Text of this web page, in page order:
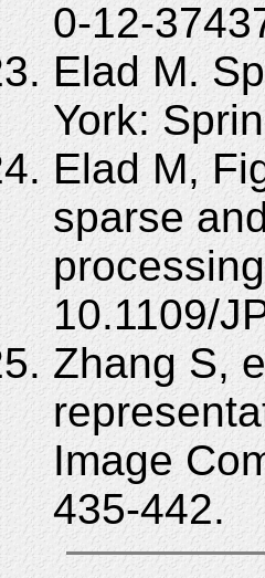
0-12-
Elad M.
York:
Elad M,
sparse
10.1109/
Zhang S,
Image
435-442.